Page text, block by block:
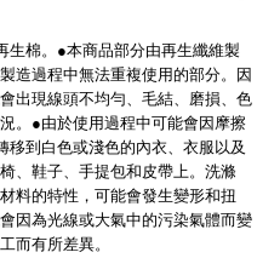
生棉。●本商品部分由再生纖維製
造過程中無法重複使用的部分。因
出現線頭不均勻、毛結、磨損、色
。●由於使用過程中可能會因摩擦
到白色或淺色的內衣、衣服以及
、鞋子、手提包和皮帶上。洗滌
料的特性，可能會發生變形和扭
因為光線或大氣中的污染氣體而變
而有所差異。